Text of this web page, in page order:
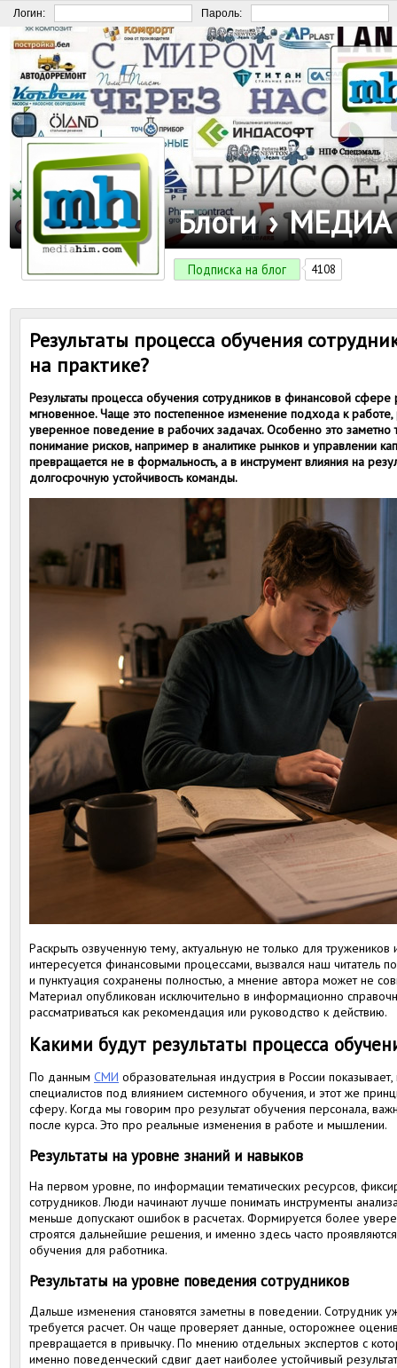
Логин: Пароль:
Блоги ›
Подписка на блог 4108
Результаты процесса обучения
на практике?
Результаты процесса обучения сотрудников в финансовой сфере
мгновенное. Чаще это постепенное изменение подхода к
уверенное поведение в рабочих задачах. Особенно это заметно
понимание рисков, например в аналитике рынков и управлении
превращается не в формальность, а в инструмент влияния на
долгосрочную устойчивость команды.
Раскрыть озвученную тему, актуальную не только для тружеников
интересуется финансовыми процессами, вызвался наш читатель
и пунктуация сохранены полностью, а мнение автора может не
Материал опубликован исключительно в информационно
рассматриваться как рекомендация или руководство к действию.
Какими будут результаты процесса
По данным СМИ образовательная индустрия в России
специалистов под влиянием системного обучения, и этот же
сферу. Когда мы говорим про результат обучения персонала,
после курса. Это про реальные изменения в работе и мышлении.
Результаты на уровне знаний и навыков
На первом уровне, по информации тематических ресурсов,
сотрудников. Люди начинают лучше понимать инструменты
меньше допускают ошибок в расчетах. Формируется более
строятся дальнейшие решения, и именно здесь часто
обучения для работника.
Результаты на уровне поведения сотрудников
Дальше изменения становятся заметны в поведении. Сотрудник
требуется расчет. Он чаще проверяет данные, осторожнее
превращается в привычку. По мнению отдельных экспертов с
именно поведенческий сдвиг дает наиболее устойчивый